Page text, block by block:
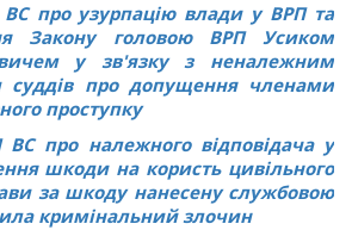
про узурпацію влади у ВРП та
Закону головою ВРП Усиком
у зв'язку з неналежним
суддів про допущення членами
проступку
ВС про належного відповідача у
шкоди на користь цивільного
за шкоду нанесену службовою
кримінальний злочин